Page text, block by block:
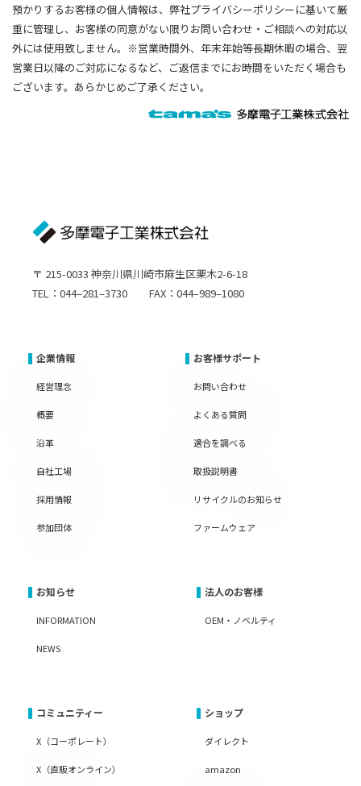
預かりするお客様の個人情報は、弊社プライバシーポリシーに基いて厳
重に管理し、お客様の同意がない限りお問い合わせ・ご相談への対応以
外には使用致しません。※営業時間外、年末年始等長期休暇の場合、翌
営業日以降のご対応になるなど、ご返信までにお時間をいただく場合も
ございます。あらかじめご了承ください。
〒 215-0033 神奈川県川崎市麻生区栗木2-6-18
TEL：044–281–3730 FAX：044–989–1080
企業情報
経営理念
概要
沿革
自社工場
採用情報
参加団体
お客様サポート
お問い合わせ
よくある質問
適合を調べる
取扱説明書
リサイクルのお知らせ
ファームウェア
お知らせ
INFORMATION
NEWS
法人のお客様
OEM・ノベルティ
コミュニティー
X（コーポレート）
X（直販オンライン）
ショップ
ダイレクト
amazon